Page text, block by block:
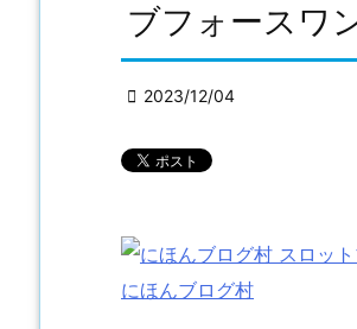
ブフォースワ
 2023/12/04
にほんブログ村